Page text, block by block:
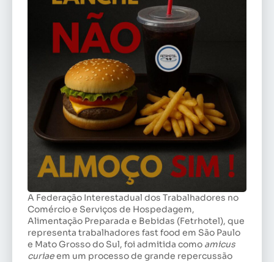
A Federação Interestadual dos Trabalhadores no
Comércio e Serviços de Hospedagem,
Alimentação Preparada e Bebidas (Fetrhotel), que
representa trabalhadores fast food em São Paulo
e Mato Grosso do Sul, foi admitida como amicus
curiaeem um processo de grande repercussão